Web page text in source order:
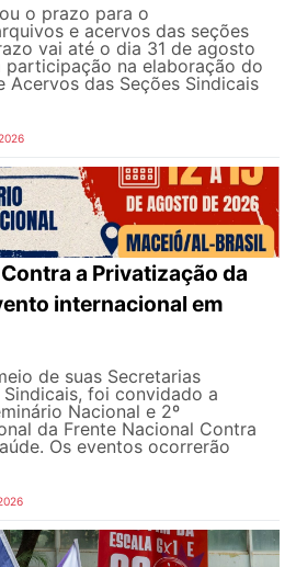
o prazo para o
e acervos das seções
vai até o dia 31 de agosto
participação na elaboração do
Acervos das Seções Sindicais
a Privatização da
internacional em
de suas Secretarias
Sindicais, foi convidado a
Nacional e 2º
da Frente Nacional Contra
Os eventos ocorrerão